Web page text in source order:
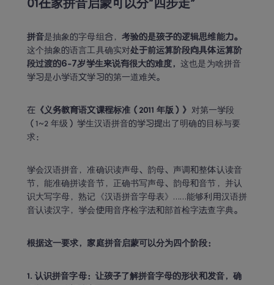
01在家拼音启蒙可以分“四步走”
拼音是抽象的字母组合， 考验的是孩子的逻辑思维能力。
这个抽象的语言工具确实对处于前运算阶段向具体运算阶
段过渡的6-7岁学生来说有很大的难度，这也是为啥拼音
学习是小学语文学习的第一道难关。
在 《义务教育语文课程标准（2011 年版）》 对第一学段
（1~2 年级）学生汉语拼音的学习提出了明确的目标与要
求：
学会汉语拼音，准确识读声母、韵母、声调和整体认读音
节，能准确拼读音节，正确书写声母、韵母和音节，并认
识大写字母，熟记《汉语拼音字母表》……能够利用汉语拼
音认读汉字，学会使用音序检字法和部首检字法查字典。
根据这一要求，家庭拼音启蒙可以分为四个阶段：
1. 认识拼音字母：让孩子了解拼音字母的形状和发音，确